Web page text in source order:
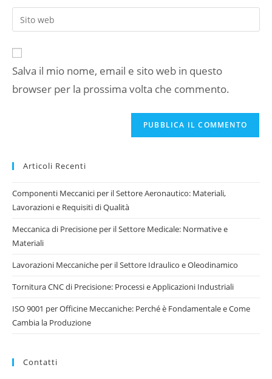
nome
utente
per
tuo
indirizzo
commentare
Inserisci
l'URL
sito
web
(facoltativo)
Salva il mio nome, email e sito web in questo
browser per la prossima volta che commento.
Articoli Recenti
Componenti Meccanici per il Settore Aeronautico: Materiali,
Lavorazioni e Requisiti di Qualità
Meccanica di Precisione per il Settore Medicale: Normative e
Materiali
Lavorazioni Meccaniche per il Settore Idraulico e Oleodinamico
Tornitura CNC di Precisione: Processi e Applicazioni Industriali
ISO 9001 per Officine Meccaniche: Perché è Fondamentale e Come
Cambia la Produzione
Contatti